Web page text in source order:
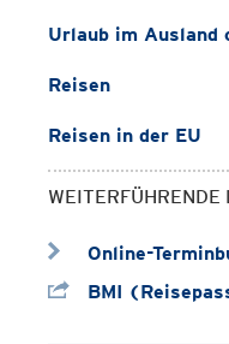
Urlaub im Ausland
Reisen
Reisen in der EU
WEITERFÜHRENDE
Online-
BMI